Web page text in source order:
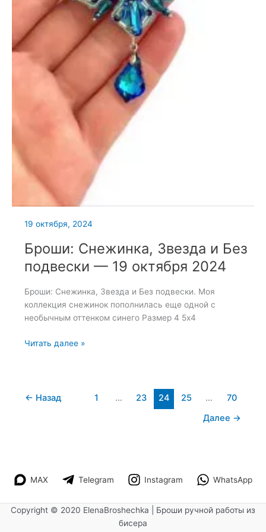
19 октября, 2024
Броши: Снежинка, Звезда и Без
подвески — 19 октября 2024
Броши: Снежинка, Звезда и Без подвески. Моя
коллекция снежинок пополнилась еще одной с
необычным оттенком синего Размер 4 5х4
Броши:
Без
Читать далее »
← Назад 1 … 23 24 25 …
70
Далее →
MAX Telegram Instagram WhatsApp
Copyright © 2020 ElenaBroshechka | Броши ручной работы из
бисера